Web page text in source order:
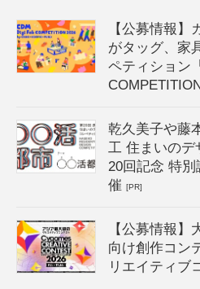
【公募情報
がタッグ、家
ペティション
乾久美子や藤
工 住まいのデ
20回記念 特別
催[PR]
【公募情報】
向け創作コン
リエイティブ